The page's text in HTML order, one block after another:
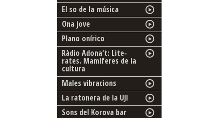
El so de la música
Ona jove
Plano onírico
Ràdio Adona't: Lite-
rates. Mamíferes de la
cultura
Males vibracions
La ratonera de la UJI
Sons del Korova bar